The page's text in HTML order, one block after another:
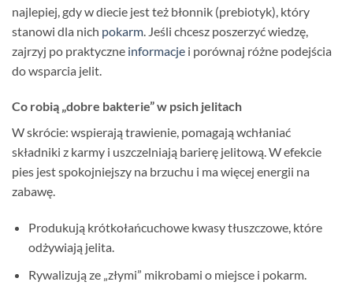
najlepiej, gdy w diecie jest też błonnik (prebiotyk), który
stanowi dla nich pokarm . Jeśli chcesz poszerzyć wiedzę,
zajrzyj po praktyczne informacje i porównaj różne podejścia
do wsparcia jelit.
Co robią „dobre bakterie” w psich jelitach
W skrócie: wspierają trawienie, pomagają wchłaniać
składniki z karmy i uszczelniają barierę jelitową. W efekcie
pies jest spokojniejszy na brzuchu i ma więcej energii na
zabawę.
Produkują krótkołańcuchowe kwasy tłuszczowe, które
odżywiają jelita.
Rywalizują ze „złymi” mikrobami o miejsce i pokarm.